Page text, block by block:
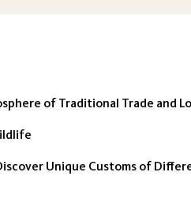
of Traditional Trade and
Unique Customs of